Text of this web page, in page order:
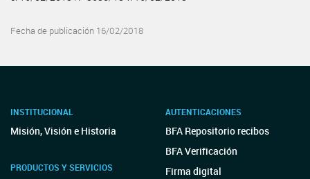
Fecha de publicación 16/02/2018
INSTITUCIONAL
Misión, Visión e Historia
PRODUCTOS Y SERVICIOS
AUTENTICACIONES
BFA Repositorio recibos
BFA Verificación
Firma digital